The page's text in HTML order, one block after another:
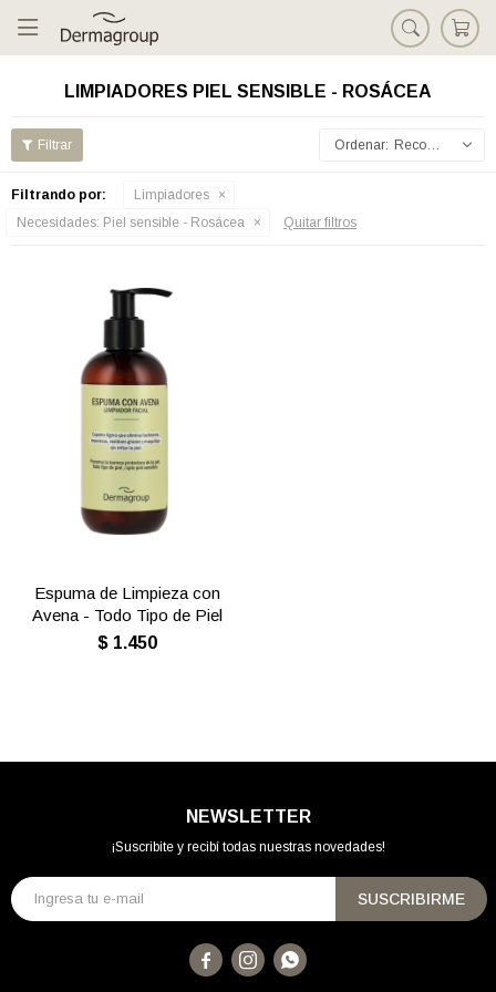

LIMPIADORES PIEL SENSIBLE - ROSÁCEA
Recomendados
Filtrando por:
Limpiadores
Necesidades: Piel sensible - Rosácea Quitar filtros
Espuma de Limpieza con
Avena - Todo Tipo de Piel
$ 1.450
NEWSLETTER
¡Suscribite y recibí todas nuestras novedades!
SUSCRIBIRME
  